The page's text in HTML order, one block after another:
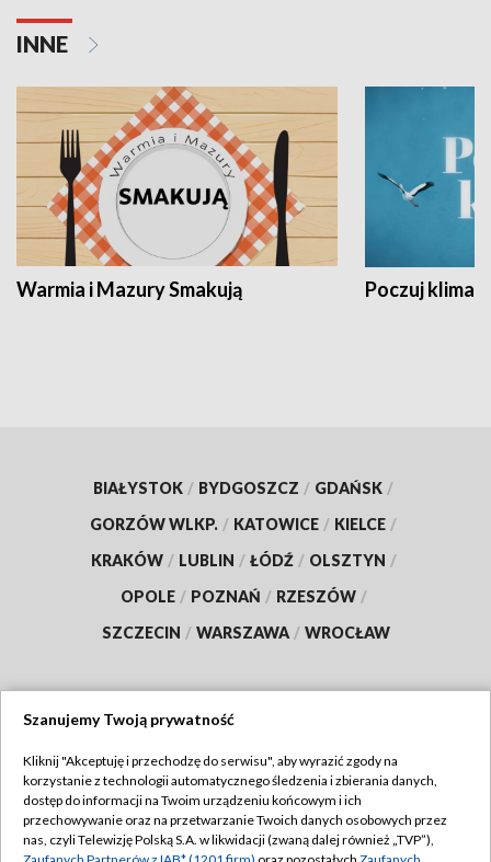
INNE
Warmia i Mazury Smakują Poczuj klimat
BIAŁYSTOK / BYDGOSZCZ / GDAŃSK /
GORZÓW WLKP. / KATOWICE / KIELCE /
KRAKÓW / LUBLIN / ŁÓDŹ / OLSZTYN /
OPOLE / POZNAŃ / RZESZÓW /
SZCZECIN / WARSZAWA / WROCŁAW
TVP
Abonament TVP
Emisja w TVP
Regulamin TVP
Szanujemy Twoją prywatność
Kliknij "Akceptuję i przechodzę do serwisu", aby wyrazić zgody na
korzystanie z technologii automatycznego śledzenia i zbierania danych,
dostęp do informacji na Twoim urządzeniu końcowym i ich
przechowywanie oraz na przetwarzanie Twoich danych osobowych przez
nas, czyli Telewizję Polską S.A. w likwidacji (zwaną dalej również „TVP”),